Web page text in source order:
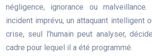
négligence, ignorance ou
incident imprévu, un attaquant intelligent
crise, seul l’humain peut analyser,
cadre pour lequel il a été programmé.